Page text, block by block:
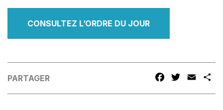
CONSULTEZ L’ORDRE DU JOUR
PARTAGER FACEBOOK
TWITTER
EMAIL